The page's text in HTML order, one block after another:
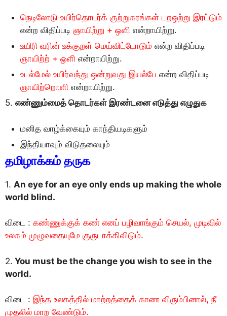
நெடிலோடு உயிர்தொடர்க் குற்றுகரங்கள் டறஒற்று இரட்டும்
என்ற விதிப்படி ஞாயிற்று + ஒளி என்றாயிற்று.
உயிரி வரின் உக்குறள் மெய்விட்டோடும் என்ற விதிப்படி
ஞாயிற்ற் + ஒளி என்றாயிற்று.
உடல்மேல் உயிர்வந்து ஒன்றுவது இயல்பே என்ற விதிப்படி
ஞாயிற்றொளி என்றாயிற்று.
5. எண்ணும்மைத் தொடர்கள் இரண்டனை எடுத்து எழுதுக
மனித வாழ்க்கையும் காந்தியடிகளும்
இந்தியாவும் விடுதலையும்
தமிழாக்கம் தருக
1. An eye for an eye only ends up making the whole
world blind.
விடை : கண்ணுக்குக் கண் எனப் பழிவாங்கும் செயல், முடிவில்
உலகம் முழுவதையுமே குருடாக்கிவிடும்.
2. You must be the change you wish to see in the
world.
விடை : இந்த உலகத்தில் மாற்றத்தைக் காண விரும்பினால், நீ
முதலில் மாற வேண்டும்.